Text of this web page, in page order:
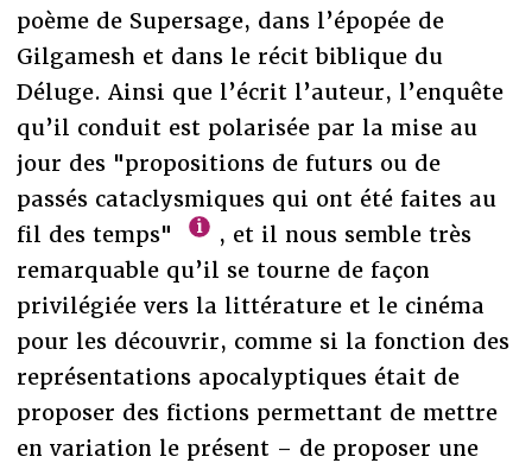
poème de Supersage, dans l’épopée de
Gilgamesh et dans le récit biblique du
Déluge. Ainsi que l’écrit l’auteur, l’enquête
qu’il conduit est polarisée par la mise au
jour des "propositions de futurs ou de
passés cataclysmiques qui ont été faites au
fil des temps"
, et il nous semble très
remarquable qu’il se tourne de façon
privilégiée vers la littérature et le cinéma
pour les découvrir, comme si la fonction des
représentations apocalyptiques était de
proposer des fictions permettant de mettre
en variation le présent – de proposer une